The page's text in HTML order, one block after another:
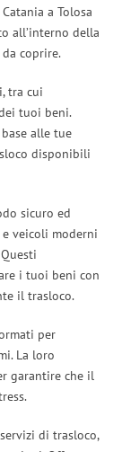
a Tolosa
all’interno della
coprire.
tra cui
tuoi beni.
alle tue
disponibili
sicuro ed
veicoli moderni
i tuoi beni con
il trasloco.
per
La loro
garantire che il
di trasloco,